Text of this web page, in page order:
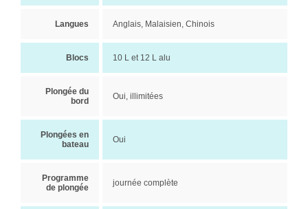
Langues Anglais, Malaisien, Chinois
Blocs 10 L et 12 L alu
Plongée du
bord
Oui, illimitées
Plongées en
bateau
Oui
Programme
de plongée
journée complète